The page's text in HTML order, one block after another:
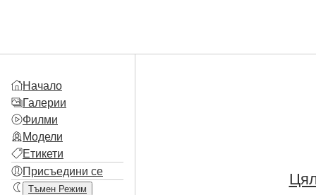
Начало
Галерии
Филми
Модели
Етикети
Присъедини се
Тъмен Режим